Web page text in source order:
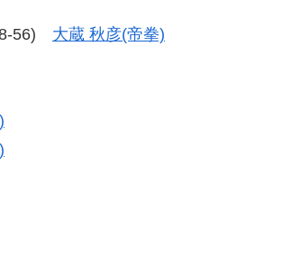
56) 大蔵 秋彦(帝拳)